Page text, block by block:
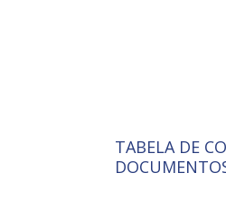
ISO 9001:
A
TABELA DE